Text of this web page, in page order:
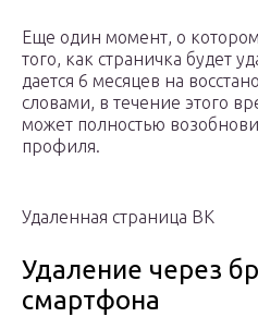
Еще один момент, о котором
того, как страничка будет
дается 6 месяцев на
словами, в течение этого
может полностью
профиля.
Удаленная страница ВК
Удаление через
смартфона